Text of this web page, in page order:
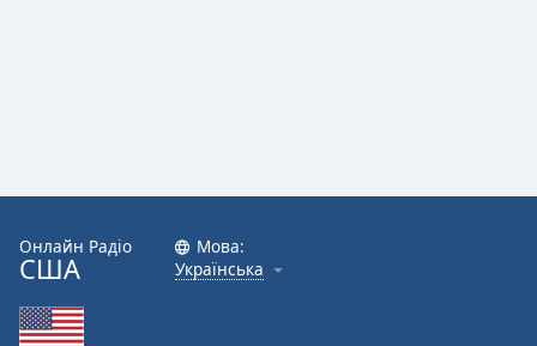
Онлайн Радіо
США
Мова:
Українська